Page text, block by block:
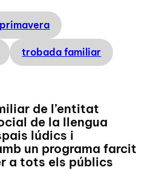
primavera
trobada familiar
de l’entitat
de la llengua
lúdics i
un programa farcit
a tots els públics